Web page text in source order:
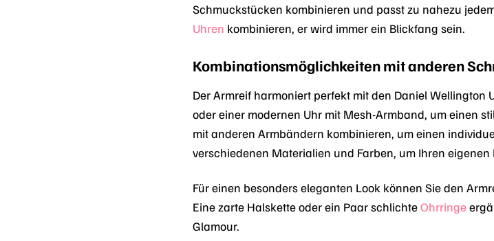
Schmuckstücken kombinieren und passt zu nahezu
Uhren kombinieren, er wird immer ein Blickfang sein.
Kombinationsmöglichkeiten mit anderen
Der Armreif harmoniert perfekt mit den Daniel Wellington
oder einer modernen Uhr mit Mesh-Armband, um einen
mit anderen Armbändern kombinieren, um einen
verschiedenen Materialien und Farben, um Ihren eigenen
Für einen besonders eleganten Look können Sie den
Eine zarte Halskette oder ein Paar schlichteOhrringe
Glamour.